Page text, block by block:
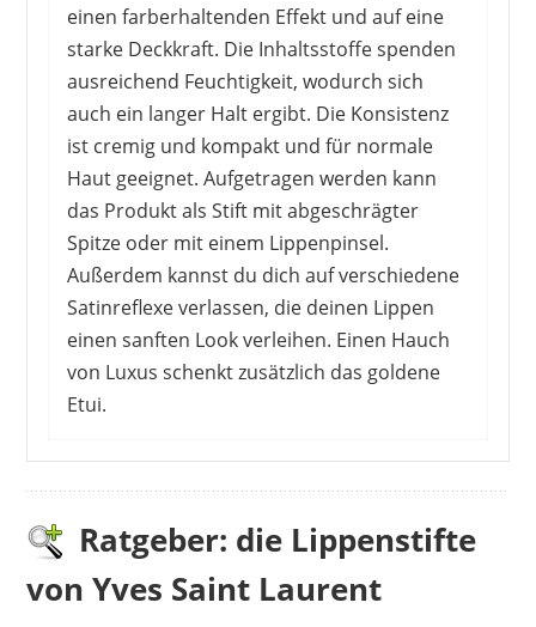
einen farberhaltenden Effekt und auf eine
starke Deckkraft. Die Inhaltsstoffe spenden
ausreichend Feuchtigkeit, wodurch sich
auch ein langer Halt ergibt. Die Konsistenz
ist cremig und kompakt und für normale
Haut geeignet. Aufgetragen werden kann
das Produkt als Stift mit abgeschrägter
Spitze oder mit einem Lippenpinsel.
Außerdem kannst du dich auf verschiedene
Satinreflexe verlassen, die deinen Lippen
einen sanften Look verleihen. Einen Hauch
von Luxus schenkt zusätzlich das goldene
Etui.
Die positiven Bewertungen der Kunden
sprechen für sich. Der Lippenstift besitzt
eine genaue Farbwiedergabe. Er kann
einfach aufgetragen werden und pflegt die
Ratgeber: die Lippenstifte
von Yves Saint Laurent